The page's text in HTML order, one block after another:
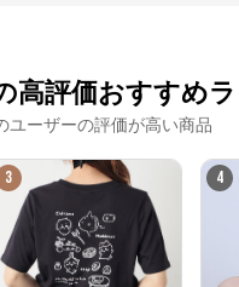
高評価おすすめ
ユーザーの評価が高い商品
3 4